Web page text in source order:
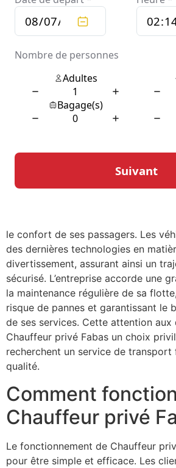
Les atouts de
privé Fabas
L’un des principaux atouts de
réside dans la qualité de son
sont non seulement des experts de
possèdent également une
des meilleures routes et des
garantir que les clients arrivent à
ponctuelle. De plus, leur courtoisie et
professionnalisme contribuent à une
le confort de ses passagers. Les
des dernières technologies en
divertissement, assurant ainsi un
sécurisé. L’entreprise accorde une
la maintenance régulière de sa
risque de pannes et garantissant le
de ses services. Cette attention
Chauffeur privé Fabas un choix
recherchent un service de
qualité.
Comment
Chauffeur privé
Le fonctionnement de Chauffeur
pour être simple et efficace. Les